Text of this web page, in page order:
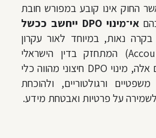
החוק אינו קובע במפורש חובת
אי־מינוי DPO ייחשב ככשל
בקרה נאות, במיוחד לאור עקרון
האחריותיות (Accountability) המתחזק בדין הישראלי
לאחר תיקון 13. במצבים אלה, מינוי DPO חיצוני מהווה כלי
ורגולטוריים, ולהוכחת
על פרטיות ואבטחת מידע.